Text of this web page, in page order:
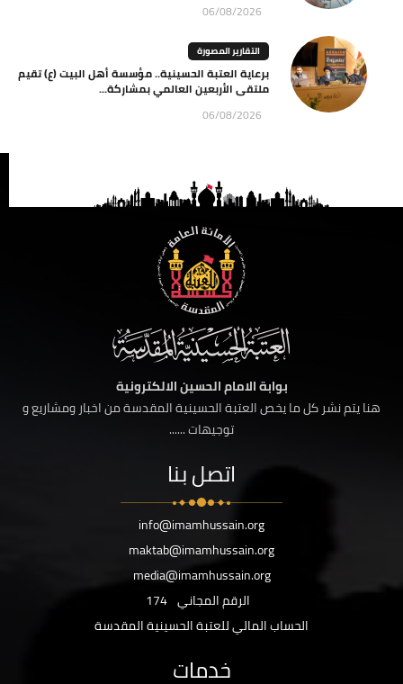
06/08/2026
التقارير المصورة
برعاية العتبة الحسينية.. مؤسسة أهل البيت (ع) تقيم
ملتقى الأربعين العالمي بمشاركة...
06/08/2026
بوابة الامام الحسين الالكترونية
هنا يتم نشر كل ما يخص العتبة الحسينية المقدسة من اخبار ومشاريع و
توجيهات ......
اتصل بنا
info@imamhussain.org
maktab@imamhussain.org
media@imamhussain.org
الرقم المجاني 174
الحساب المالي للعتبة الحسينية المقدسة
خدمات